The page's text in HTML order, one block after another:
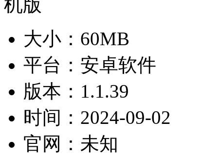
大小： 60MB
平台： 安卓软件
版本： 1.1.39
时间： 2024-09-02
官网： 未知